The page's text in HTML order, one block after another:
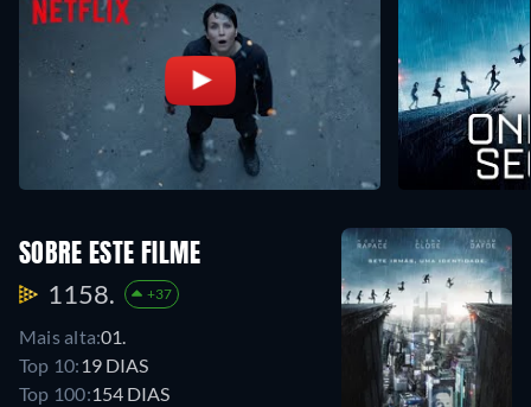
SOBRE ESTE FILME
1158. +37
Mais alta:01.
Top 10: 19 DIAS
Top 100:154 DIAS